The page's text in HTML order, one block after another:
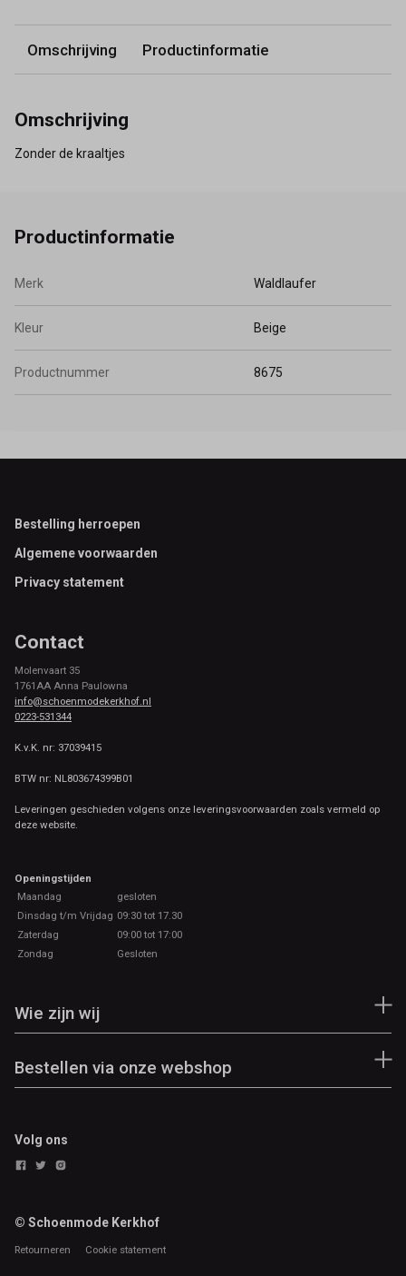
Omschrijving Productinformatie
Omschrijving
Zonder de kraaltjes
Productinformatie
Merk Waldlaufer
Kleur Beige
Productnummer 8675
Footer
Bestelling herroepen
Algemene voorwaarden
Privacy statement
Contact
Molenvaart 35
1761AA Anna Paulowna
info@schoenmodekerkhof.nl
0223-531344
K.v.K. nr: 37039415
BTW nr: NL803674399B01
Leveringen geschieden volgens onze leveringsvoorwaarden zoals vermeld op
deze website.
Openingstijden
Maandag
gesloten
Dinsdag t/m Vrijdag 09:30 tot 17.30
Zaterdag
09:00 tot 17:00
Zondag
Gesloten
Wie zijn wij
Bestellen via onze webshop
Volg ons
© Schoenmode Kerkhof
Retourneren Cookie statement